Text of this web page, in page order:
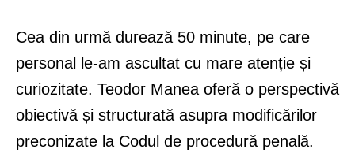
Cea din urmă durează 50 minute, pe care
personal le-am ascultat cu mare atenție și
curiozitate. Teodor Manea oferă o perspectivă
obiectivă și structurată asupra modificărilor
preconizate la Codul de procedură penală.